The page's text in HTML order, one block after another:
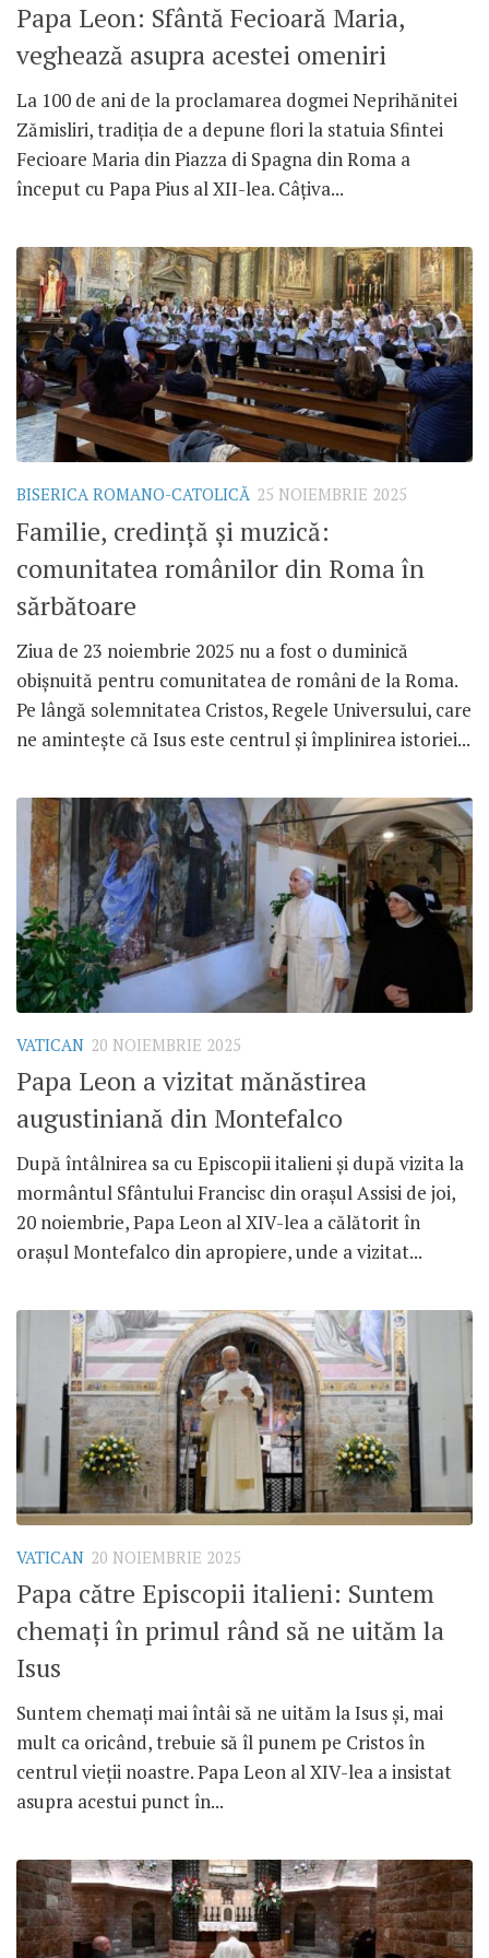
Papa Leon: Sfântă Fecioară Maria,
veghează asupra acestei omeniri
La 100 de ani de la proclamarea dogmei Neprihănitei
Zămisliri, tradiția de a depune flori la statuia Sfintei
Fecioare Maria din Piazza di Spagna din Roma a
început cu Papa Pius al XII-lea. Câțiva...
BISERICA ROMANO-CATOLICĂ 25 NOIEMBRIE 2025
Familie, credință și muzică:
comunitatea românilor din Roma în
sărbătoare
Ziua de 23 noiembrie 2025 nu a fost o duminică
obișnuită pentru comunitatea de români de la Roma.
Pe lângă solemnitatea Cristos, Regele Universului, care
ne amintește că Isus este centrul și împlinirea istoriei...
VATICAN 20 NOIEMBRIE 2025
Papa Leon a vizitat mănăstirea
augustiniană din Montefalco
După întâlnirea sa cu Episcopii italieni și după vizita la
mormântul Sfântului Francisc din orașul Assisi de joi,
20 noiembrie, Papa Leon al XIV-lea a călătorit în
orașul Montefalco din apropiere, unde a vizitat...
VATICAN 20 NOIEMBRIE 2025
Papa către Episcopii italieni: Suntem
chemați în primul rând să ne uităm la
Isus
Suntem chemați mai întâi să ne uităm la Isus și, mai
mult ca oricând, trebuie să îl punem pe Cristos în
centrul vieții noastre. Papa Leon al XIV-lea a insistat
asupra acestui punct în...